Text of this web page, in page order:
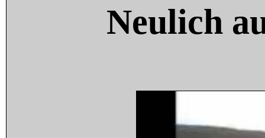
Neulich